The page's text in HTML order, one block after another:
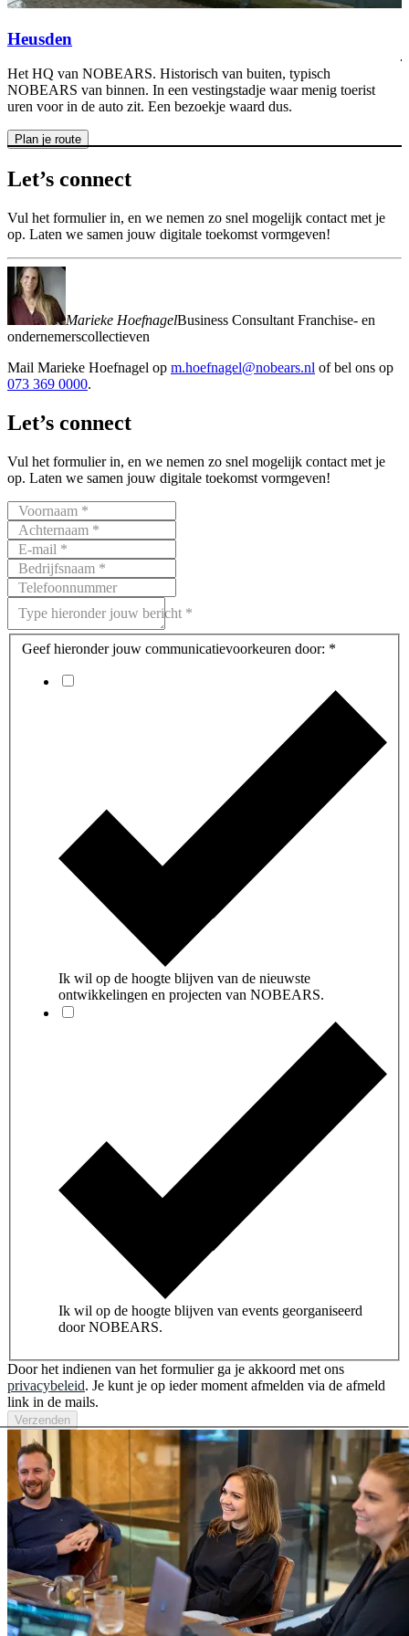
Heusden
Het HQ van NOBEARS. Historisch van buiten, typisch
NOBEARS van binnen. In een vestingstadje waar menig toerist
uren voor in de auto zit. Een bezoekje waard dus.
Plan je route
Let’s connect
Vul het formulier in, en we nemen zo snel mogelijk contact met je
op. Laten we samen jouw digitale toekomst vormgeven!
Marieke HoefnagelBusiness Consultant Franchise- en
ondernemerscollectieven
Mail Marieke Hoefnagel op m.hoefnagel@nobears.nl of bel ons op
073 369 0000.
Let’s connect
Vul het formulier in, en we nemen zo snel mogelijk contact met je
op. Laten we samen jouw digitale toekomst vormgeven!
Voornaam *
Achternaam *
E-mail *
Bedrijfsnaam *
Telefoonnummer
Type hieronder jouw bericht *
Geef hieronder jouw communicatievoorkeuren door: *
Ik wil op de hoogte blijven van de nieuwste
ontwikkelingen en projecten van NOBEARS.
Ik wil op de hoogte blijven van events georganiseerd
door NOBEARS.
Door het indienen van het formulier ga je akkoord met ons
privacybeleid. Je kunt je op ieder moment afmelden via de afmeld
link in de mails.
Verzenden